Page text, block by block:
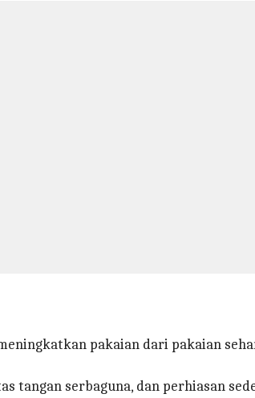
pakaian dari pakaian
tangan serbaguna, dan perhiasan